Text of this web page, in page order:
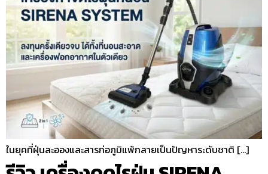
ในยุคที่ฝุ่นละอองและสารก่อภูมิแพ้กลายเป็นปัญหาระดับชาติ […]